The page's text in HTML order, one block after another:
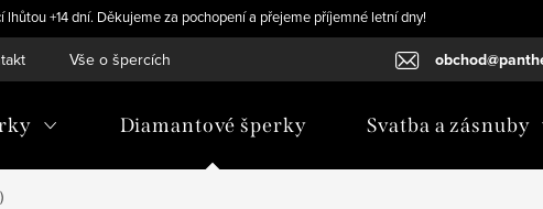
+14 dní. Děkujeme za pochopení a přejeme příjemné letní dny!
Vše o špercích
Diamantové šperky Svatba a zásnuby